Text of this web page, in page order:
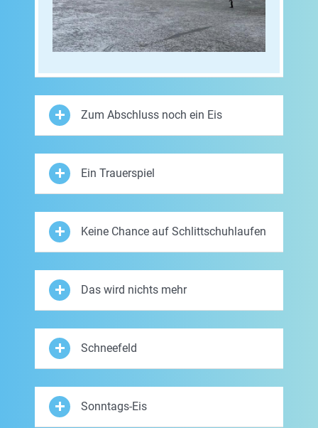
Zum Abschluss noch ein Eis
Ein Trauerspiel
Keine Chance auf Schlittschuhlaufen
Das wird nichts mehr
Schneefeld
Sonntags-Eis